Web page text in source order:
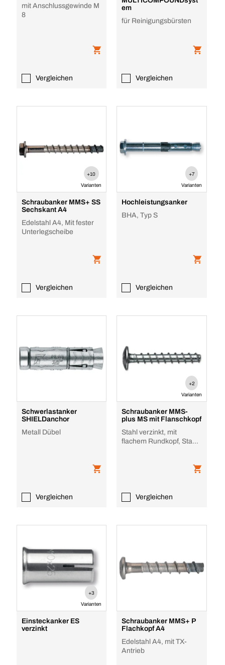
mit Anschlussgewinde M
8
Vergleichen
em
für Reinigungsbürsten
Vergleichen
+10
Varianten
Schraubanker MMS+ SS
Sechskant A4
Edelstahl A4, Mit fester
Unterlegscheibe
Vergleichen
+7
Varianten
Hochleistungsanker
BHA, Typ S
Vergleichen
Schwerlastanker
SHIELDanchor
Metall Dübel
Vergleichen
+2
Varianten
Schraubanker MMS-
plus MS mit Flanschkopf
Stahl verzinkt, mit
flachem Rundkopf, Stahl
Vergleichen
+3
Varianten
Einsteckanker ES
verzinkt
Schraubanker MMS+ P
Flachkopf A4
Edelstahl A4, mit TX-
Antrieb